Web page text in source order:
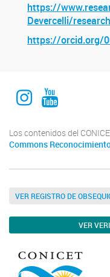
https://
Devercelli/research
https://orcid.org/
Instagram Institucional
Youtube Comuniación INALI
Los contenidos del
Commons
VER REGISTRO DE
VER